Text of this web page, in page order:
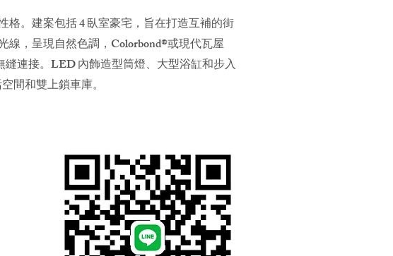
。建案包括 4 臥室豪宅，旨在打造互補的街
，呈現自然色調，Colorbond®或現代瓦屋
連接。LED 內飾造型筒燈、大型浴缸和步入
間和雙上鎖車庫。